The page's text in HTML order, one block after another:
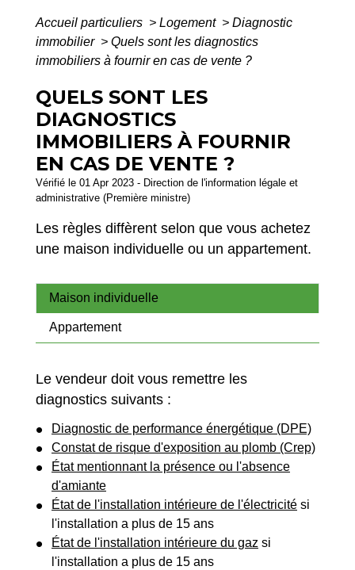
Accueil particuliers > Logement > Diagnostic
immobilier > Quels sont les diagnostics
immobiliers à fournir en cas de vente ?
QUELS SONT LES
DIAGNOSTICS
IMMOBILIERS À FOURNIR
EN CAS DE VENTE ?
Vérifié le 01 Apr 2023 - Direction de l'information légale et
administrative (Première ministre)
Les règles diffèrent selon que vous achetez
une maison individuelle ou un appartement.
Maison individuelle
Appartement
Le vendeur doit vous remettre les
diagnostics suivants :
Diagnostic de performance énergétique (DPE)
Constat de risque d'exposition au plomb (Crep)
État mentionnant la présence ou l'absence
d'amiante
État de l'installation intérieure de l'électricité si
l'installation a plus de 15 ans
État de l'installation intérieure du gaz si
l'installation a plus de 15 ans